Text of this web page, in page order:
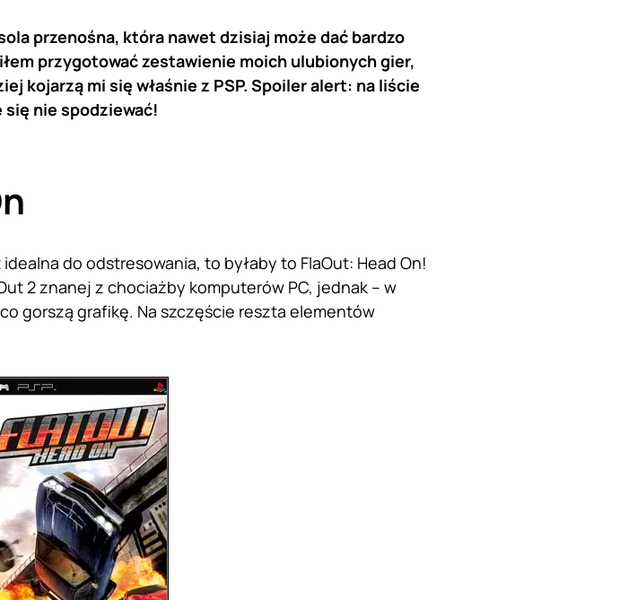
przenośna, która nawet dzisiaj może dać bardzo
przygotować zestawienie moich ulubionych gier,
kojarzą mi się właśnie z PSP. Spoiler alert: na liście
nie spodziewać!
do odstresowania, to byłaby to FlaOut: Head On!
2 znanej z chociażby komputerów PC, jednak – w
gorszą grafikę. Na szczęście reszta elementów